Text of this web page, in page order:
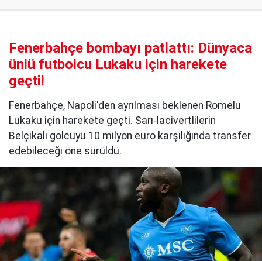
Fenerbahçe bombayı patlattı: Dünyaca
ünlü futbolcu Lukaku için harekete
geçti!
Fenerbahçe, Napoli'den ayrılması beklenen Romelu
Lukaku için harekete geçti. Sarı-lacivertlilerin
Belçikalı golcüyü 10 milyon euro karşılığında transfer
edebileceği öne sürüldü.